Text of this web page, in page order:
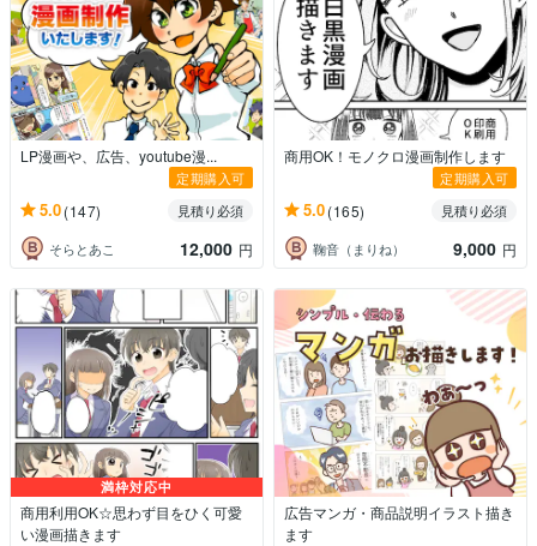
LP漫画や、広告、youtube漫...
定期購入可
5.0(147)
見積り必須
そらとあこ
12,000 円
商用OK！モノクロ漫画制作します
定期購入可
5.0(165)
見積り必須
鞠音（まりね）
9,000 円
満枠対応中
商用利用OK☆思わず目をひく可愛
い漫画描きます
広告マンガ・商品説明イラスト描き
ます